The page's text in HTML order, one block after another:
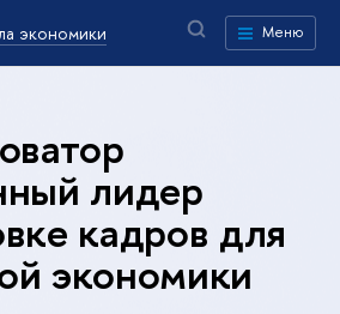
экономики Меню
лидер
кадров для
экономики